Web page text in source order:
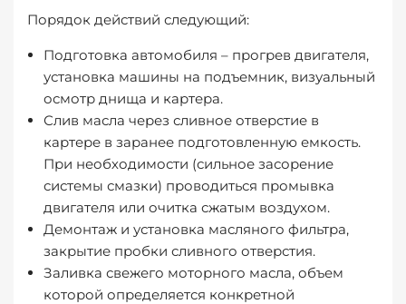
Порядок действий следующий:
Подготовка автомобиля – прогрев двигателя,
установка машины на подъемник, визуальный
осмотр днища и картера.
Слив масла через сливное отверстие в
картере в заранее подготовленную емкость.
При необходимости (сильное засорение
системы смазки) проводиться промывка
двигателя или очитка сжатым воздухом.
Демонтаж и установка масляного фильтра,
закрытие пробки сливного отверстия.
Заливка свежего моторного масла, объем
которой определяется конкретной